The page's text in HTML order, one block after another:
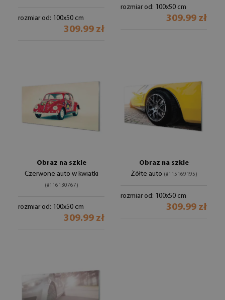
rozmiar od: 100x50 cm
309.99 zł
rozmiar od: 100x50 cm
309.99 zł
Obraz na szkle
Czerwone auto w kwiatki
(#116130767)
rozmiar od: 100x50 cm
309.99 zł
Obraz na szkle
Żółte auto (#115169195)
rozmiar od: 100x50 cm
309.99 zł